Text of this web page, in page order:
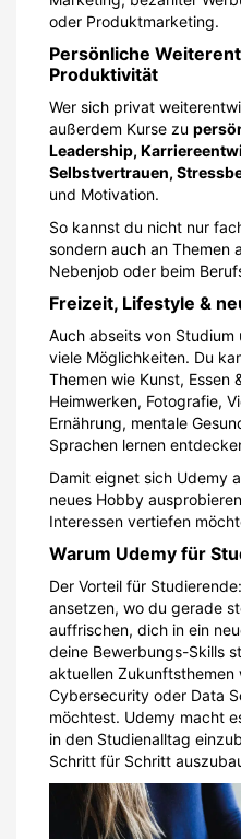
oder Produktmarketing.
Persönliche
Produktivität
Wer sich privat
außerdem Kurse zu
Leadership,
Selbstvertrauen,
und Motivation.
So kannst du nicht nur
sondern auch an Themen
Nebenjob oder beim
Freizeit, Lifestyle &
Auch abseits von
viele Möglichkeiten. Du
Themen wie Kunst, Essen
Heimwerken, Fotografie,
Ernährung, mentale
Sprachen lernen
Damit eignet sich Udemy
neues Hobby
Interessen vertiefen
Warum Udemy für
Der Vorteil für
ansetzen, wo du gerade
auffrischen, dich in ein
deine Bewerbungs-Skills
aktuellen Zukunftsthemen
Cybersecurity oder Data
möchtest. Udemy macht
in den Studienalltag
Schritt für Schritt